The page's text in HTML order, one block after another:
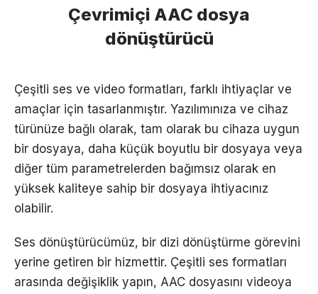
Çevrimiçi AAC dosya
dönüştürücü
Çeşitli ses ve video formatları, farklı ihtiyaçlar ve
amaçlar için tasarlanmıştır. Yazılımınıza ve cihaz
türünüze bağlı olarak, tam olarak bu cihaza uygun
bir dosyaya, daha küçük boyutlu bir dosyaya veya
diğer tüm parametrelerden bağımsız olarak en
yüksek kaliteye sahip bir dosyaya ihtiyacınız
olabilir.
Ses dönüştürücümüz, bir dizi dönüştürme görevini
yerine getiren bir hizmettir. Çeşitli ses formatları
arasında değişiklik yapın, AAC dosyasını videoya